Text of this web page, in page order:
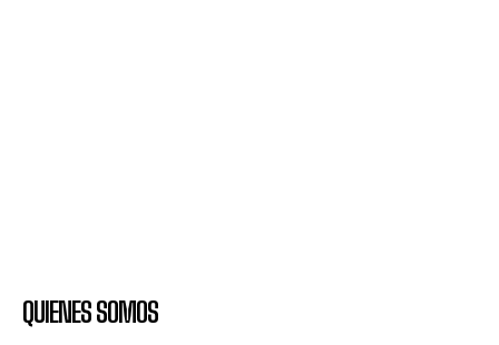
QUIENES SOMOS